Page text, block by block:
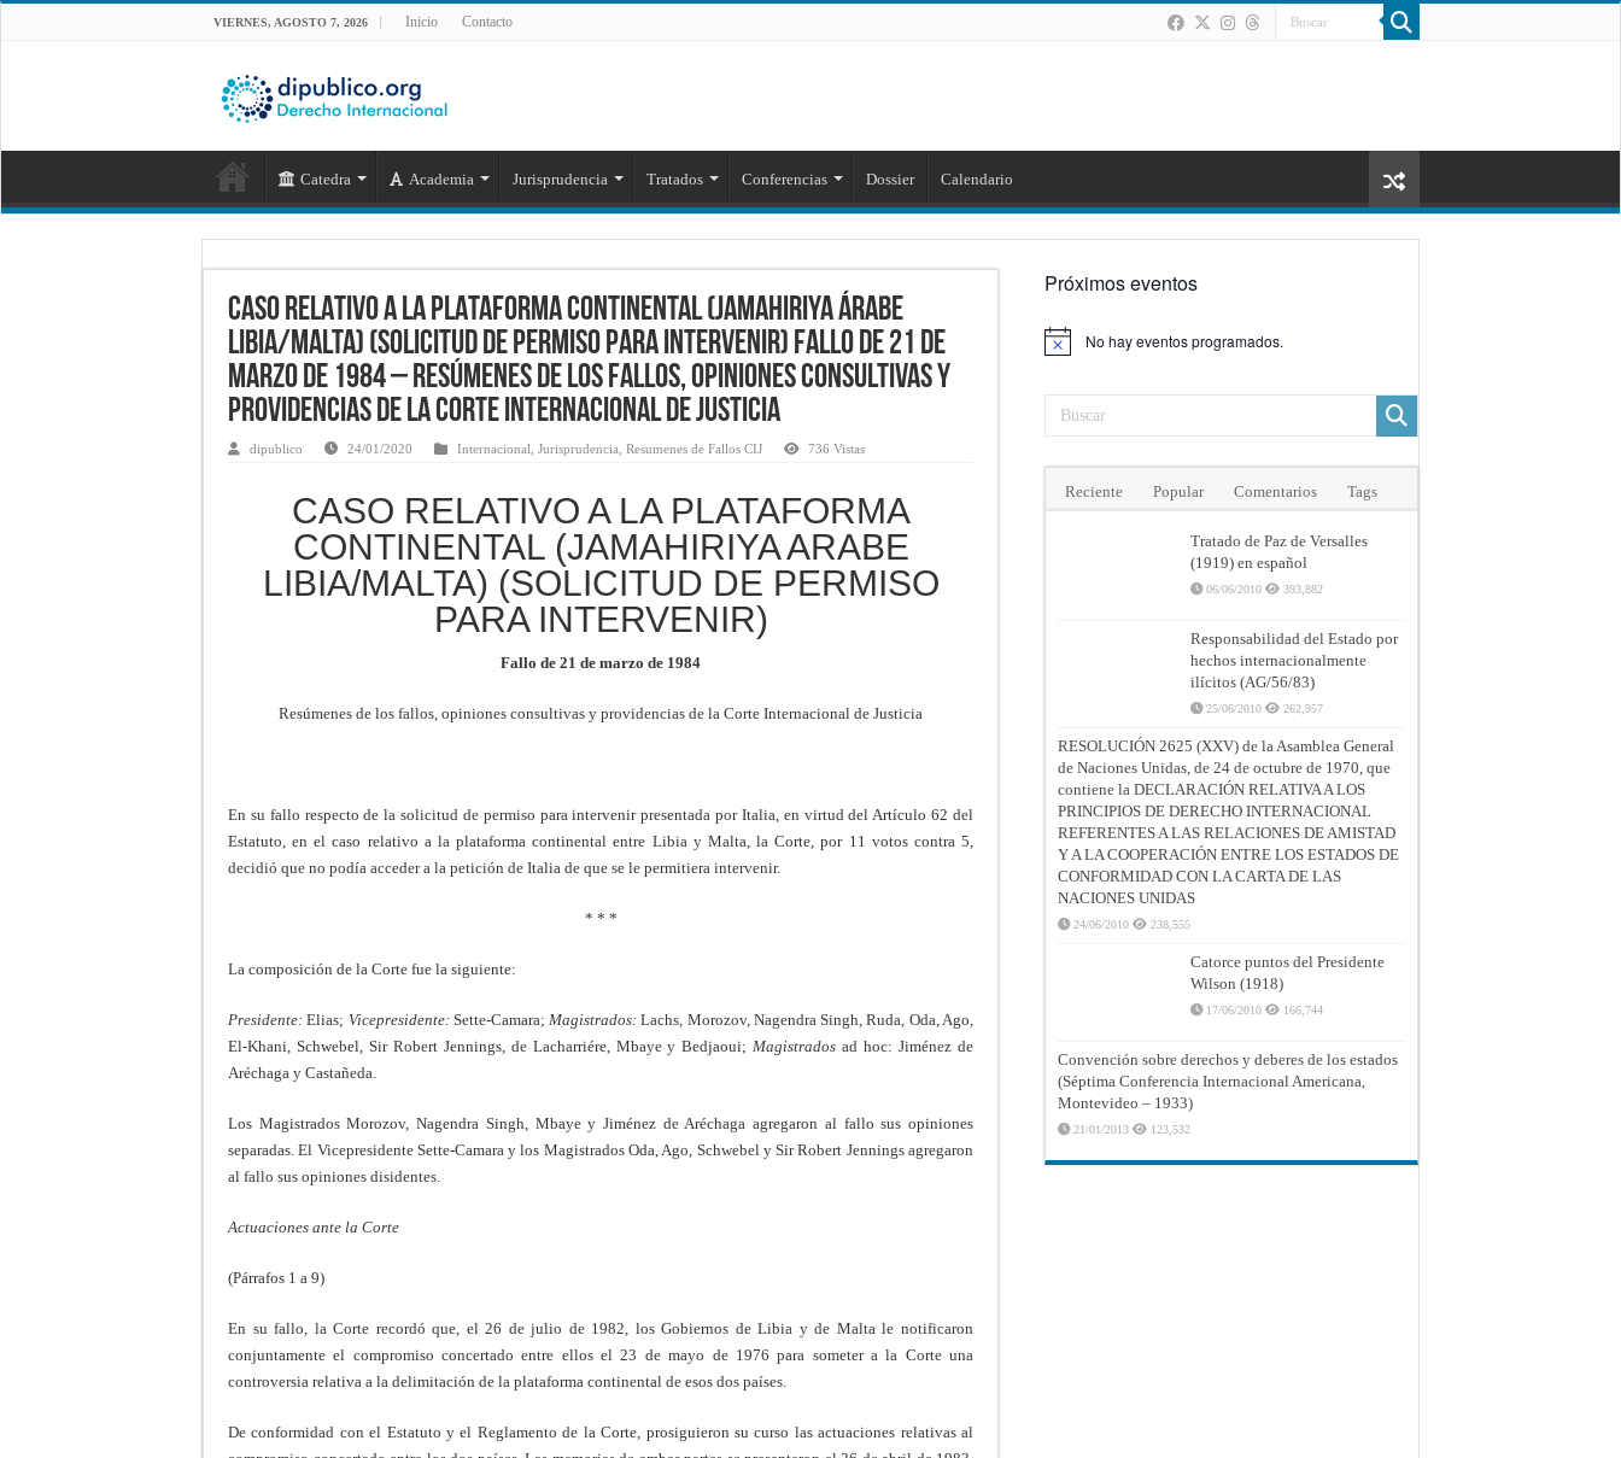
VIERNES, AGOSTO 7, 2026 Inicio Contacto
Catedra Academia Jurisprudencia Tratados Conferencias Dossier Calendario
CASO RELATIVO A LA PLATAFORMA CONTINENTAL (JAMAHIRIYA ÁRABE
LIBIA/MALTA) (SOLICITUD DE PERMISO PARA INTERVENIR) Fallo de 21 de
marzo de 1984 – Resúmenes de los fallos, opiniones consultivas y
providencias de la Corte Internacional de Justicia
dipublico 24/01/2020 Internacional Jurisprudencia Resumenes de Fallos CIJ 736 Vistas
CASO RELATIVO A LA PLATAFORMA
CONTINENTAL (JAMAHIRIYA ARABE
LIBIA/MALTA) (SOLICITUD DE PERMISO
PARA INTERVENIR)
Fallo de 21 de marzo de 1984
Resúmenes de los fallos, opiniones consultivas y providencias de la Corte Internacional de Justicia
En su fallo respecto de la solicitud de permiso para intervenir presentada por Italia, en virtud del Artículo 62 del
Estatuto, en el caso relativo a la plataforma continental entre Libia y Malta, la Corte, por 11 votos contra 5,
decidió que no podía acceder a la petición de Italia de que se le permitiera intervenir.
* * *
La composición de la Corte fue la siguiente:
Presidente: Elias; Vicepresidente:Sette-Camara; Magistrados: Lachs, Morozov, Nagendra Singh, Ruda, Oda, Ago,
El-Khani, Schwebel, Sir Robert Jennings, de Lacharriére, Mbaye y Bedjaoui; Magistrados ad hoc: Jiménez de
Aréchaga y Castañeda.
Los Magistrados Morozov, Nagendra Singh, Mbaye y Jiménez de Aréchaga agregaron al fallo sus opiniones
separadas. El Vicepresidente Sette-Camara y los Magistrados Oda, Ago, Schwebel y Sir Robert Jennings agregaron
al fallo sus opiniones disidentes.
Actuaciones ante la Corte
(Párrafos 1 a 9)
En su fallo, la Corte recordó que, el 26 de julio de 1982, los Gobiernos de Libia y de Malta le notificaron
conjuntamente el compromiso concertado entre ellos el 23 de mayo de 1976 para someter a la Corte una
controversia relativa a la delimitación de la plataforma continental de esos dos países.
De conformidad con el Estatuto y el Reglamento de la Corte, prosiguieron su curso las actuaciones relativas al
Próximos eventos
Aviso No hay eventos programados.
Reciente Popular Comentarios Tags
Tratado de Paz de Versalles
(1919) en español
06/06/2010 393,882
Responsabilidad del Estado por
hechos internacionalmente
ilícitos (AG/56/83)
25/06/2010 262,957
RESOLUCIÓN 2625 (XXV) de la Asamblea General
de Naciones Unidas, de 24 de octubre de 1970, que
contiene la DECLARACIÓN RELATIVA A LOS
PRINCIPIOS DE DERECHO INTERNACIONAL
REFERENTES A LAS RELACIONES DE AMISTAD
Y A LA COOPERACIÓN ENTRE LOS ESTADOS DE
CONFORMIDAD CON LA CARTA DE LAS
NACIONES UNIDAS
24/06/2010 238,555
Catorce puntos del Presidente
Wilson (1918)
17/06/2010 166,744
Convención sobre derechos y deberes de los estados
(Séptima Conferencia Internacional Americana,
Montevideo – 1933)
21/01/2013 123,532